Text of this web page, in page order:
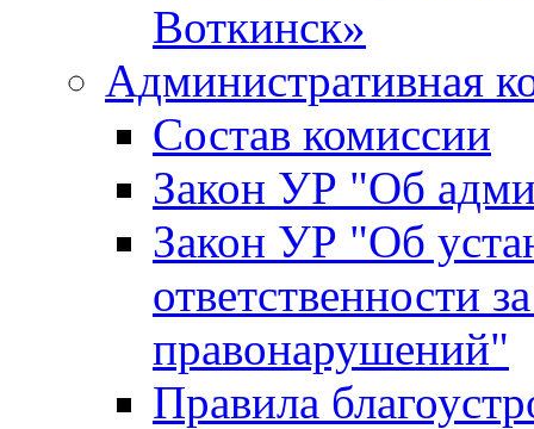
Воткинск»
Административная
Состав комиссии
Закон УР "Об
Закон УР "Об
ответственности
правонарушений"
Правила